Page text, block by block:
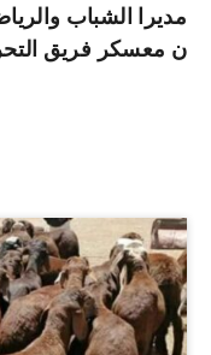
مديرا الشباب
ن معسكر فريق